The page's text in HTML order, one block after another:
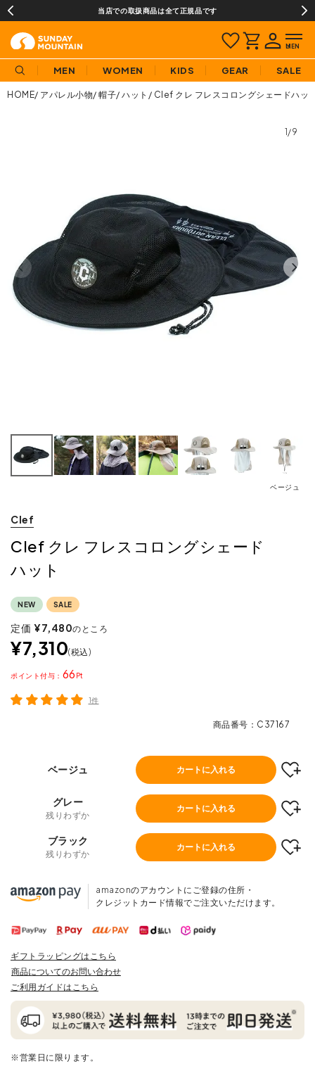
当店での取扱商品は全て正規品です
MEN WOMEN KIDS GEAR SALE
HOME アパレル小物 帽子 ハット Clef クレ フレスコロングシェードハッ
1/9
ベージュ
Clef
Clef クレ フレスコロングシェード
ハット
NEW SALE
定価 ¥7,480のところ
¥7,310 税込
66
ポイント
1件
商品番号 C37167
ベージュ カートに入れる
グレー
残りわずか
カートに入れる
ブラック
残りわずか
カートに入れる
amazonのアカウントにご登録の住所・
クレジットカード情報でご注文いただけます。
ギフトラッピングはこちら
商品についてのお問い合わせ
ご利用ガイドはこちら
※営業日に限ります。